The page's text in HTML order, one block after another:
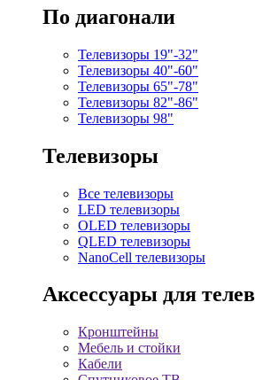
По диагонали
Телевизоры 19"-32"
Телевизоры 40"-60"
Телевизоры 65"-78"
Телевизоры 82"-86"
Телевизоры 98"
Телевизоры
Все телевизоры
LED телевизоры
OLED телевизоры
QLED телевизоры
NanoCell телевизоры
Аксессуары для
Кронштейны
Мебель и стойки
Кабели